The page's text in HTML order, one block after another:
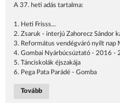
A 37. heti adás tartalma:
1. Heti Frisss...
2. Zsaruk - interjú Zahorecz Sándor
3. Református vendégváró nyílt nap
4. Gombai Nyárbúcsúztató - 2016 -
5. Tánciskolák éjszakája
6. Pega Pata Parádé - Gomba
Tovább